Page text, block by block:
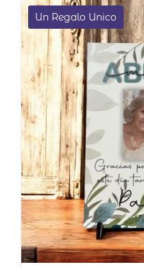
Un Regalo Unico